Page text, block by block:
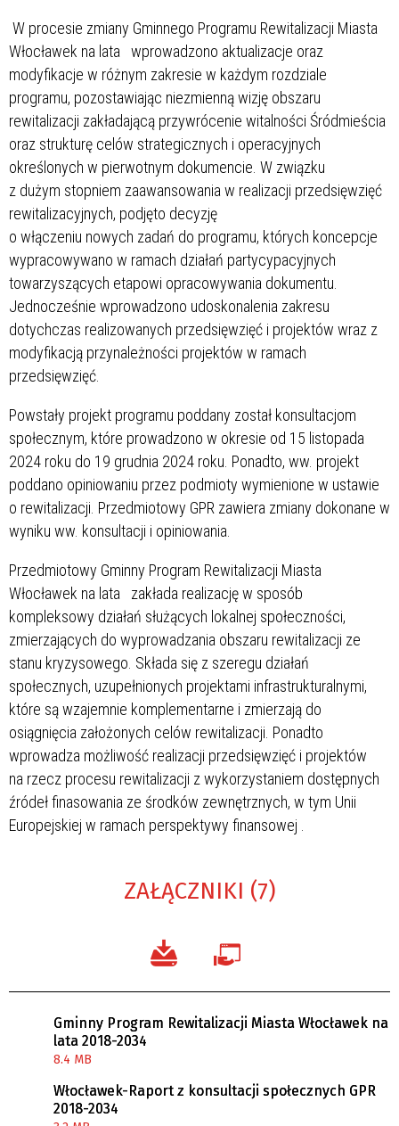
W procesie zmiany Gminnego Programu Rewitalizacji Miasta
Włocławek na lata
wprowadzono aktualizacje oraz
modyfikacje w różnym zakresie w każdym rozdziale
programu, pozostawiając niezmienną wizję obszaru
rewitalizacji zakładającą przywrócenie witalności Śródmieścia
oraz strukturę celów strategicznych i operacyjnych
określonych w pierwotnym dokumencie. W związku
z dużym stopniem zaawansowania w realizacji przedsięwzięć
rewitalizacyjnych, podjęto decyzję
o włączeniu nowych zadań do programu, których koncepcje
wypracowywano w ramach działań partycypacyjnych
towarzyszących etapowi opracowywania dokumentu.
Jednocześnie wprowadzono udoskonalenia zakresu
dotychczas realizowanych przedsięwzięć i projektów wraz z
modyfikacją przynależności projektów w ramach
przedsięwzięć.
Powstały projekt programu poddany został konsultacjom
społecznym, które prowadzono w okresie od 15 listopada
2024 roku do 19 grudnia 2024 roku. Ponadto, ww. projekt
poddano opiniowaniu przez podmioty wymienione w ustawie
o rewitalizacji. Przedmiotowy GPR zawiera zmiany dokonane w
wyniku ww. konsultacji i opiniowania.
Przedmiotowy Gminny Program Rewitalizacji Miasta
Włocławek na lata
zakłada realizację w sposób
kompleksowy działań służących lokalnej społeczności,
zmierzających do wyprowadzania obszaru rewitalizacji ze
stanu kryzysowego. Składa się z szeregu działań
społecznych, uzupełnionych projektami infrastrukturalnymi,
które są wzajemnie komplementarne i zmierzają do
osiągnięcia założonych celów rewitalizacji. Ponadto
wprowadza możliwość realizacji przedsięwzięć i projektów
na rzecz procesu rewitalizacji z wykorzystaniem dostępnych
źródeł finasowania ze środków zewnętrznych, w tym Unii
Europejskiej w ramach perspektywy finansowej
ZAŁĄCZNIKI (7)
Gminny Program Rewitalizacji Miasta Włocławek na
lata 2018-2034
8.4 MB
Włocławek-Raport z konsultacji społecznych GPR
2018-2034